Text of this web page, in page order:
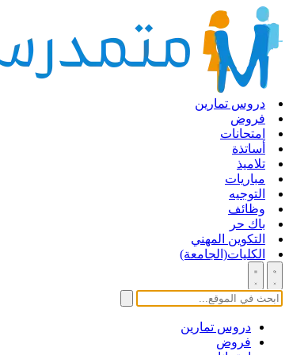
دروس تمارين
فروض
امتحانات
أساتذة
تلاميذ
مباريات
التوجيه
وظائف
باك حر
التكوين المهني
الكليات(الجامعة)
دروس تمارين
فروض